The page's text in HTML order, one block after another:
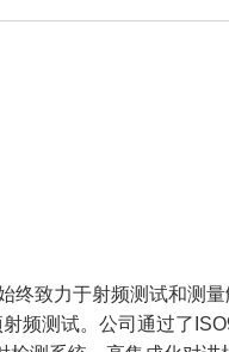
终致力于射频测试和测
频测试。公司通过了